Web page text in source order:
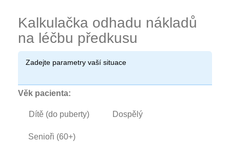
Kalkulačka odhadu nákladů
na léčbu předkusu
Zadejte parametry vaší situace
Věk pacienta:
Dítě (do puberty) Dospělý
Senioři (60+)